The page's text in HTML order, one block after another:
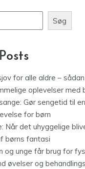
Søg
for alle aldre –
oplevelser med
Gør sengetid til
for børn
Når det uhyggelige
børns fantasi
og unge får brug for
øvelser og